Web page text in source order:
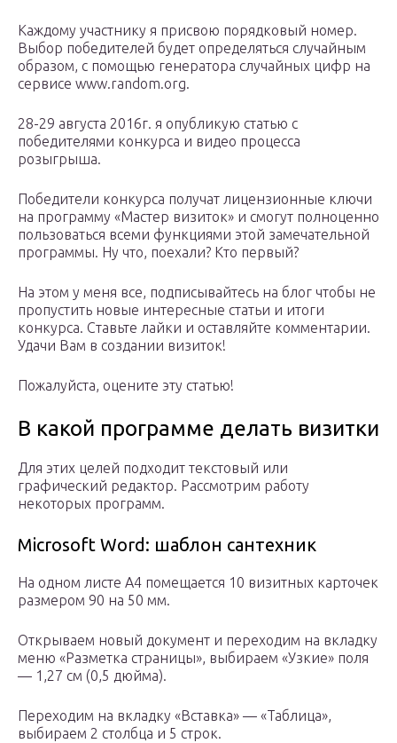
Каждому участнику я присвою порядковый номер.
Выбор победителей будет определяться случайным
образом, с помощью генератора случайных цифр на
сервисе www.random.org.
28-29 августа 2016г. я опубликую статью с
победителями конкурса и видео процесса
розыгрыша.
Победители конкурса получат лицензионные ключи
на программу «Мастер визиток» и смогут полноценно
пользоваться всеми функциями этой замечательной
программы. Ну что, поехали? Кто первый?
На этом у меня все, подписывайтесь на блог чтобы не
пропустить новые интересные статьи и итоги
конкурса. Ставьте лайки и оставляйте комментарии.
Удачи Вам в создании визиток!
Пожалуйста, оцените эту статью!
В какой программе делать визитки
Для этих целей подходит текстовый или
графический редактор. Рассмотрим работу
некоторых программ.
Microsoft Word: шаблон сантехник
На одном листе А4 помещается 10 визитных карточек
размером 90 на 50 мм.
Открываем новый документ и переходим на вкладку
меню «Разметка страницы», выбираем «Узкие» поля
— 1,27 см (0,5 дюйма).
Переходим на вкладку «Вставка» — «Таблица»,
выбираем 2 столбца и 5 строк.